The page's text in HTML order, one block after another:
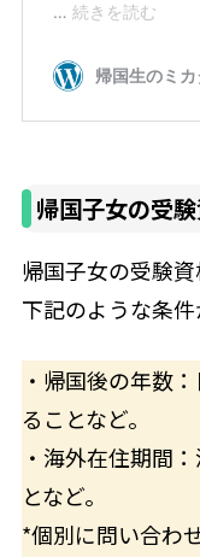
帰国子女の受
帰国子女の受験資
下記のような条件
・帰国後の年数
ることなど。
・海外在住期間
となど。
*個別に問い合わ